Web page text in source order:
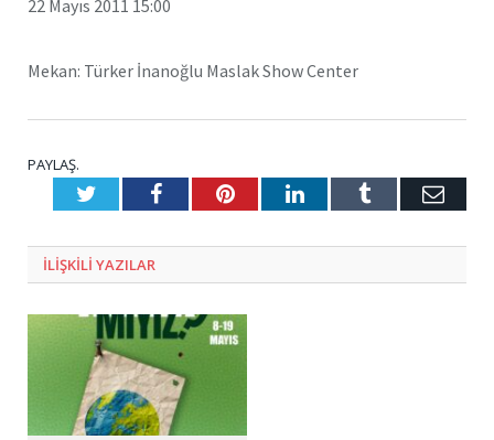
22 Mayıs 2011 15:00
Mekan: Türker İnanoğlu Maslak Show Center
PAYLAŞ.
TwitterFacebookPinterestLinkedInTumblr E-
ILIŞKILI YAZILAR